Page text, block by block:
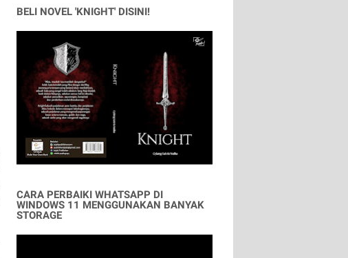
BELI NOVEL 'KNIGHT' DISINI!
CARA PERBAIKI WHATSAPP DI
WINDOWS 11 MENGGUNAKAN BANYAK
STORAGE